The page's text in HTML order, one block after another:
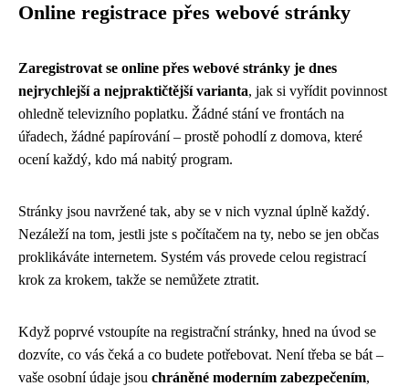
Online registrace přes webové stránky
Zaregistrovat se online přes webové stránky je dnes
nejrychlejší a nejpraktičtější varianta, jak si vyřídit povinnost
ohledně televizního poplatku. Žádné stání ve frontách na
úřadech, žádné papírování – prostě pohodlí z domova, které
ocení každý, kdo má nabitý program.
Stránky jsou navržené tak, aby se v nich vyznal úplně každý.
Nezáleží na tom, jestli jste s počítačem na ty, nebo se jen občas
proklikáváte internetem. Systém vás provede celou registrací
krok za krokem, takže se nemůžete ztratit.
Když poprvé vstoupíte na registrační stránky, hned na úvod se
dozvíte, co vás čeká a co budete potřebovat. Není třeba se bát –
vaše osobní údaje jsou chráněné moderním zabezpečením,